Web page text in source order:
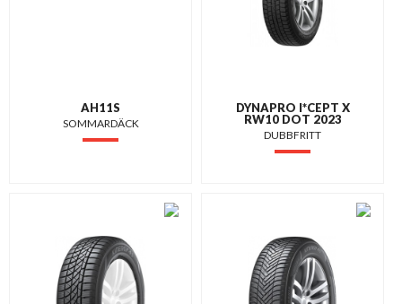
AH11S
SOMMARDÄCK
DYNAPRO I*CEPT X
RW10 DOT 2023
DUBBFRITT